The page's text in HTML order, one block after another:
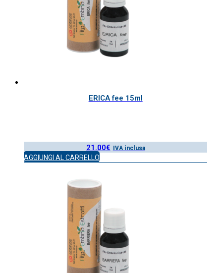
ERICA fee 15ml
21.00€ IVA inclusa
AGGIUNGI AL CARRELLO